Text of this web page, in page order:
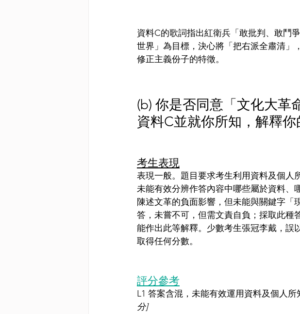
資料C的歌詞指出紅衛兵「敢批判、敢鬥
世界」為目標，決心將「把右派全肅清」
修正主義份子的特徵。
(b) 你是否同意「文化大
資料C並就你所知，解釋你
考生表現
表現一般。題目要求考生利用資料及個人
未能有效分辨作答內容中哪些屬於資料、
陳述文革的負面影響，但未能與關鍵字
答，未嘗不可，但需文責自負；採取此種
能作出此等解釋。少數考生張冠李戴，誤
取得任何分數。
評分參考
L1 答案含混，未能有效運用資料及個人
分]